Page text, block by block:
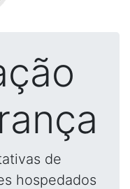
de
hospedados